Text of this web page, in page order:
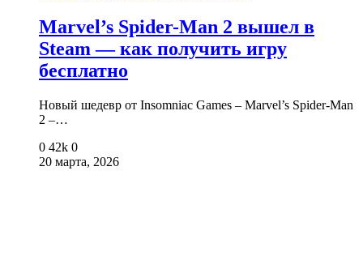
Marvel’s Spider-Man 2 вышел в
Steam — как получить игру
бесплатно
Новый шедевр от Insomniac Games – Marvel’s Spider-Man
2 –…
0 42k 0
20 марта, 2026